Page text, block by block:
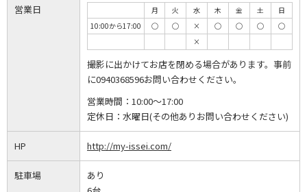
営業日 月 火 水 木 金 土
日
10:00から17:00
◯ ◯ × ◯ ◯ ◯
◯
×
撮影に出かけてお店を閉める場合があります。事前
に0940368596お問い合わせください。
営業時間： 10:00～17:00
定休日： 水曜日(その他ありお問い合わせください)
HP http://my-issei.com/
駐車場
あり